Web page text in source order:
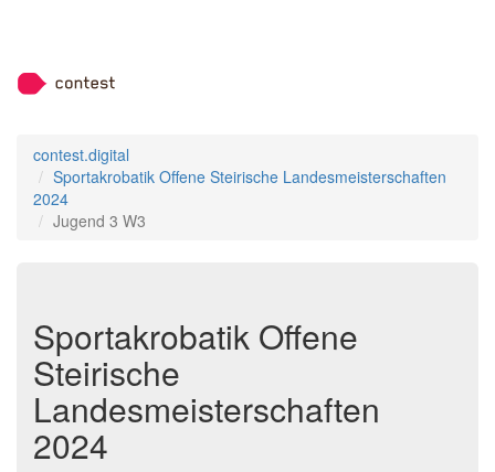
contest.digital
Sportakrobatik Offene Steirische Landesmeisterschaften
2024
Jugend 3 W3
Sportakrobatik Offene
Steirische
Landesmeisterschaften
2024